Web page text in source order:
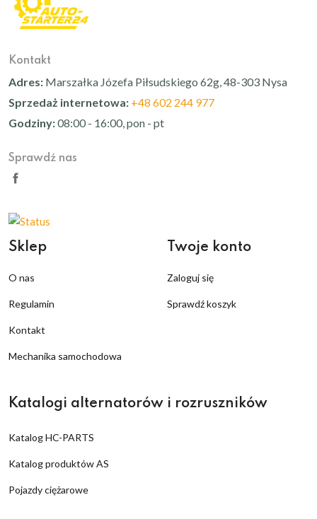
Kontakt
Adres: Marszałka Józefa Piłsudskiego 62g, 48-303 Nysa
Sprzedaż internetowa: +48 602 244 977
Godziny:08:00 - 16:00, pon - pt
Sprawdź nas
Sklep
O nas
Regulamin
Kontakt
Mechanika samochodowa
Twoje konto
Zaloguj się
Sprawdź koszyk
Katalogi alternatorów i rozruszników
Katalog HC-PARTS
Katalog produktów AS
Pojazdy ciężarowe